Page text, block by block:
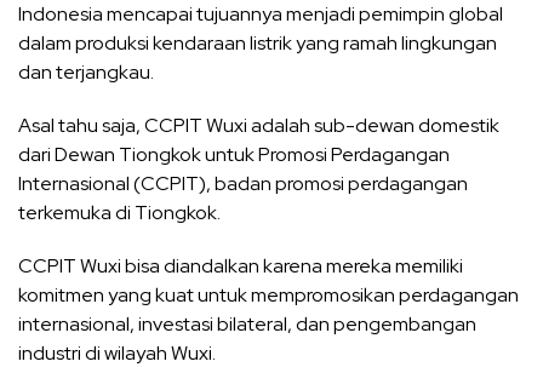
Indonesia mencapai tujuannya menjadi pemimpin global
dalam produksi kendaraan listrik yang ramah lingkungan
dan terjangkau.
Asal tahu saja, CCPIT Wuxi adalah sub-dewan domestik
dari Dewan Tiongkok untuk Promosi Perdagangan
Internasional (CCPIT), badan promosi perdagangan
terkemuka di Tiongkok.
CCPIT Wuxi bisa diandalkan karena mereka memiliki
komitmen yang kuat untuk mempromosikan perdagangan
internasional, investasi bilateral, dan pengembangan
industri di wilayah Wuxi.